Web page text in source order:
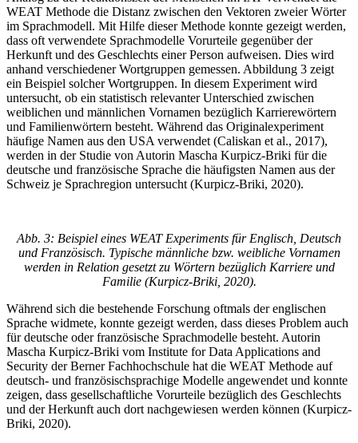
WEAT Methode die Distanz zwischen den Vektoren zweier Wörter
im Sprachmodell. Mit Hilfe dieser Methode konnte gezeigt werden,
dass oft verwendete Sprachmodelle Vorurteile gegenüber der
Herkunft und des Geschlechts einer Person aufweisen. Dies wird
anhand verschiedener Wortgruppen gemessen. Abbildung 3 zeigt
ein Beispiel solcher Wortgruppen. In diesem Experiment wird
untersucht, ob ein statistisch relevanter Unterschied zwischen
weiblichen und männlichen Vornamen bezüglich Karrierewörtern
und Familienwörtern besteht. Während das Originalexperiment
häufige Namen aus den USA verwendet (Caliskan et al., 2017),
werden in der Studie von Autorin Mascha Kurpicz-Briki für die
deutsche und französische Sprache die häufigsten Namen aus der
Schweiz je Sprachregion untersucht (Kurpicz-Briki, 2020).
Abb. 3: Beispiel eines WEAT Experiments für Englisch, Deutsch
und Französisch. Typische männliche bzw. weibliche Vornamen
werden in Relation gesetzt zu Wörtern bezüglich Karriere und
Familie (Kurpicz-Briki, 2020).
Während sich die bestehende Forschung oftmals der englischen
Sprache widmete, konnte gezeigt werden, dass dieses Problem auch
für deutsche oder französische Sprachmodelle besteht. Autorin
Mascha Kurpicz-Briki vom Institute for Data Applications and
Security der Berner Fachhochschule hat die WEAT Methode auf
deutsch- und französischsprachige Modelle angewendet und konnte
zeigen, dass gesellschaftliche Vorurteile bezüglich des Geschlechts
und der Herkunft auch dort nachgewiesen werden können (Kurpicz-
Briki, 2020).